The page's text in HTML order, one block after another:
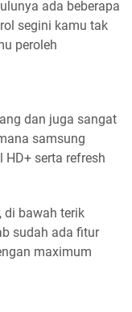
ada beberapa
segini kamu tak
peroleh
dan juga sangat
samsung
serta refresh
di bawah terik
sudah ada fitur
maximum